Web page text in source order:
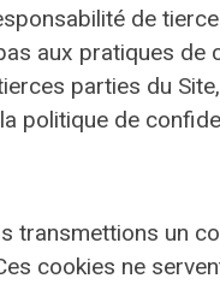
de
aux pratiques de
parties du
politique de
un
cookies ne